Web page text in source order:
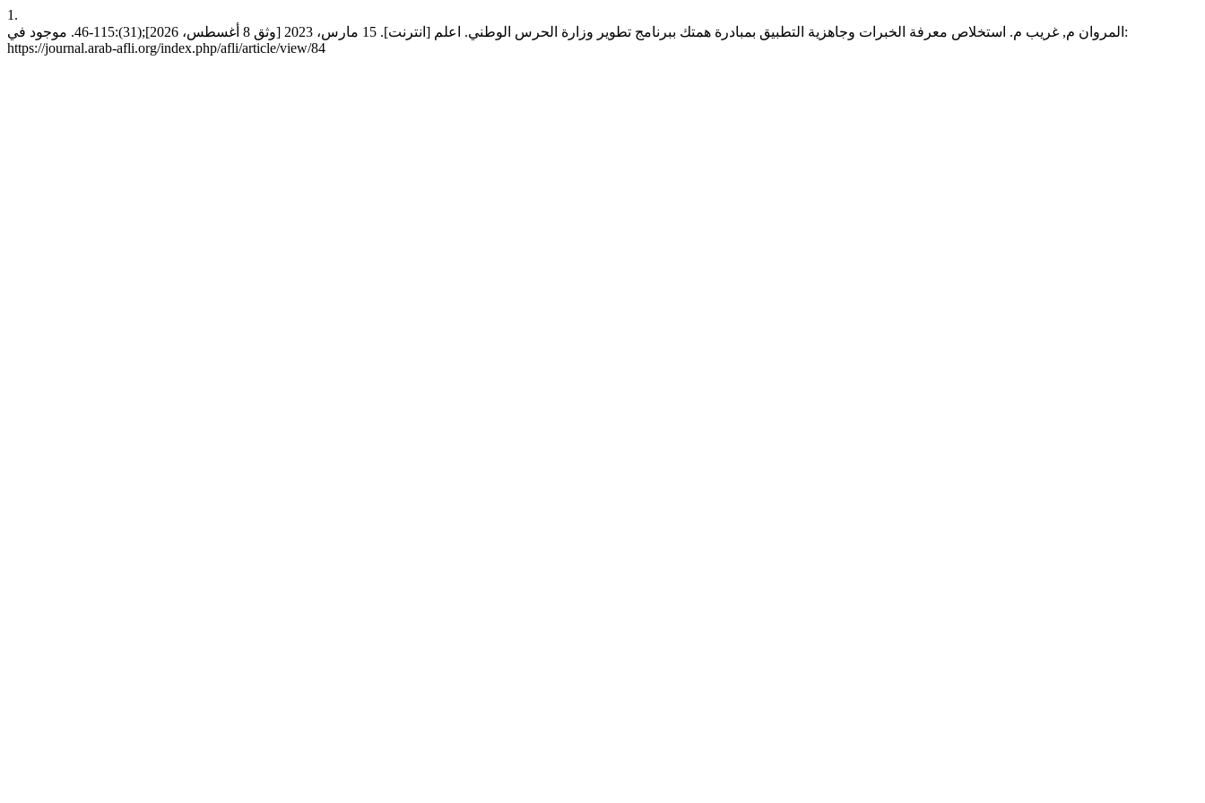
1.
المروان م, غريب م. استخلاص معرفة الخبرات وجاهزية التطبيق بمبادرة همتك ببرنامج تطوير وزارة الحرس الوطني. اعلم [انترنت]. 15 مارس، 2023 [وثق 8 أغسطس، 2026];(31):115-46. موجود في:
https://journal.arab-afli.org/index.php/afli/article/view/84